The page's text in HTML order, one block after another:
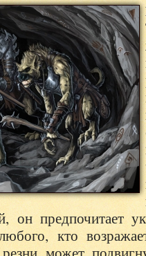
он предпочитает
кто